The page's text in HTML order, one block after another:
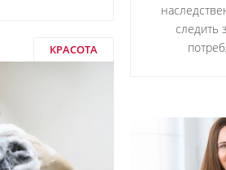
следить
КРАСОТА